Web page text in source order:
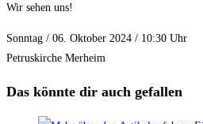
Wir sehen uns!
Sonntag / 06. Oktober 2024 / 10:30 Uhr
Petruskirche Merheim
Das könnte dir auch gefallen